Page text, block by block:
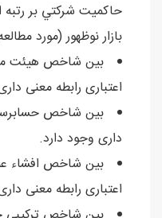
حاکميت شرکتي بر رتبه
بازار نوظهور (مورد
بین شاخص هیئت
اعتباری رابطه معنی
بین شاخص حسابرسی
داری وجود دارد.
بین شاخص افشاء
اعتباری رابطه معنی